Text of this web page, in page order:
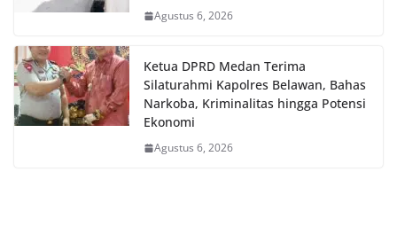
Agustus 6, 2026
Ketua DPRD Medan Terima
Silaturahmi Kapolres Belawan, Bahas
Narkoba, Kriminalitas hingga Potensi
Ekonomi
Agustus 6, 2026